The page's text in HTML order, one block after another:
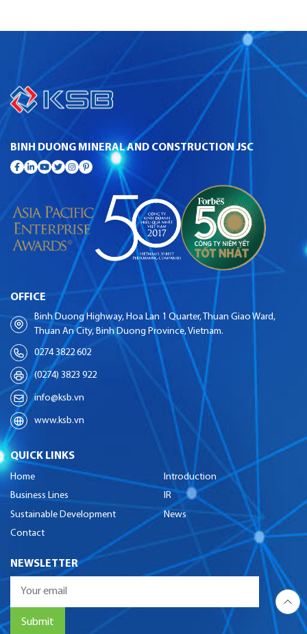
BINH DUONG MINERAL AND CONSTRUCTION JSC
OFFICE
Binh Duong Highway, Hoa Lan 1 Quarter, Thuan Giao Ward,
Thuan An City, Binh Duong Province, Vietnam.
0274 3822 602
(0274) 3823 922
info@ksb.vn
www.ksb.vn
QUICK LINKS
Home
Introduction
Business Lines
IR
Sustainable Development
News
Contact
NEWSLETTER